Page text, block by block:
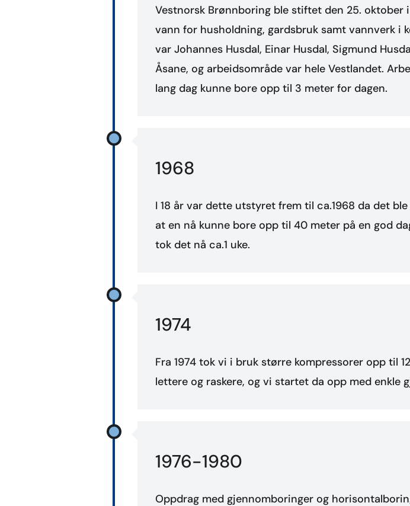
Vestnorsk Brønnboring ble stiftet den 25. oktober
vann for husholdning, gardsbruk samt vannverk i
var Johannes Husdal, Einar Husdal, Sigmund
Åsane, og arbeidsområde var hele Vestlandet.
lang dag kunne bore opp til 3 meter for dagen.
1968
I 18 år var dette utstyret frem til ca.1968 da det
at en nå kunne bore opp til 40 meter på en god
tok det nå ca.1 uke.
1974
Fra 1974 tok vi i bruk større kompressorer opp til
lettere og raskere, og vi startet da opp med enkle
1976-1980
Oppdrag med gjennomboringer og